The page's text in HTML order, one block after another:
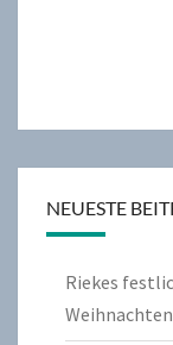
NEUESTE
Riekes
Weihnachten